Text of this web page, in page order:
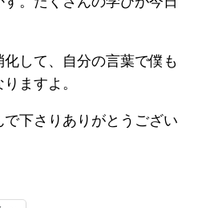
して、自分の言葉で僕も
ますよ。
下さりありがとうござい